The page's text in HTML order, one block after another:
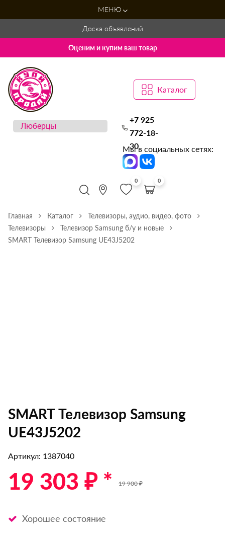
МЕНЮ
Доска объявлений
Оценим и купим ваш товар
Каталог
+7 925
772-18-
30
Мы в социальных сетях:
0 0
Главная Каталог
Телевизоры, аудио, видео, фото
Телевизоры
Телевизор Samsung б/у и новые
SMART Телевизор Samsung UE43J5202
SMART Телевизор Samsung
UE43J5202
Артикул: 1387040
19 303 ₽ * 19 900 ₽
Хорошее состояние